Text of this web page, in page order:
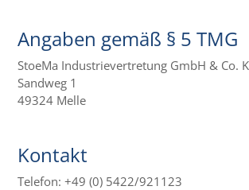
Angaben gemäß § 5 TMG
StoeMa Industrievertretung GmbH & Co.
Sandweg 1
49324 Melle
Kontakt
Telefon: +49 (0) 5422/921123